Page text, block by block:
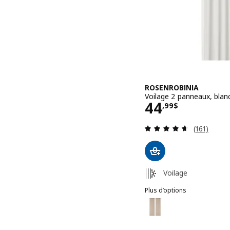
ROSENROBINIA
Voilage 2 panneaux,
44,99$
Prix 44,99$
Examen:
(161)
Voilage
Plus d’options
ROSENROBINIA
Option :